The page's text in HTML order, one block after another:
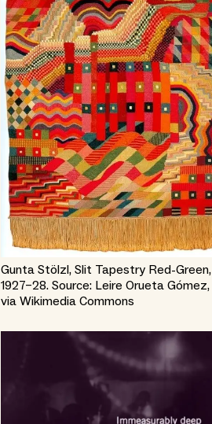
Gunta Stölzl, Slit Tapestry Red-Green,
1927–28. Source: Leire Orueta Gómez,
via Wikimedia Commons